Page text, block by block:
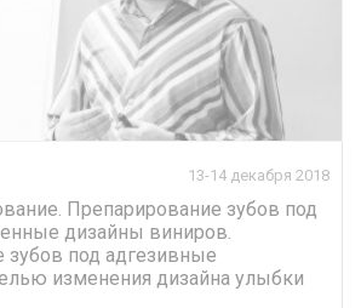
13-14 декабря 2018
Препарирование зубов под
дизайны виниров.
зубов под адгезивные
изменения дизайна улыбки